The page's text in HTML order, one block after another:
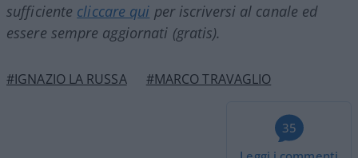
sufficiente cliccare qui per iscriversi al canale ed
essere sempre aggiornati (gratis).
#IGNAZIO LA RUSSA #MARCO TRAVAGLIO
35